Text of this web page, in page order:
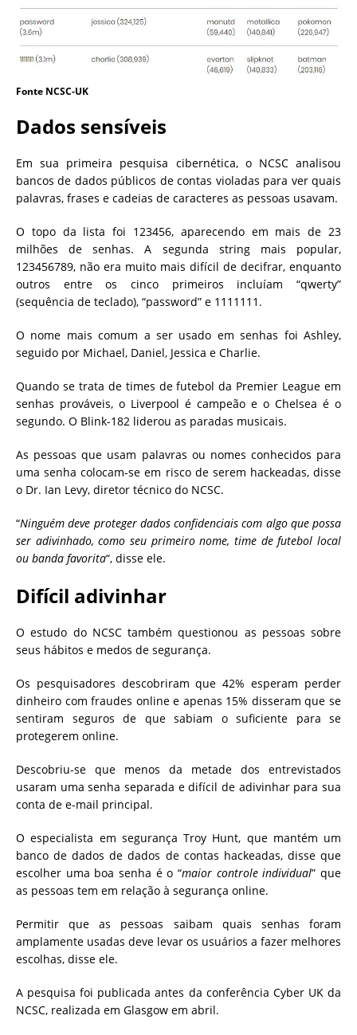
Fonte NCSC-UK
Dados sensíveis
Em sua primeira pesquisa cibernética, o NCSC analisou
bancos de dados públicos de contas violadas para ver quais
palavras, frases e cadeias de caracteres as pessoas usavam.
O topo da lista foi 123456, aparecendo em mais de 23
milhões de senhas. A segunda string mais popular,
123456789, não era muito mais difícil de decifrar, enquanto
outros entre os cinco primeiros incluíam “qwerty”
(sequência de teclado), “password” e 1111111.
O nome mais comum a ser usado em senhas foi Ashley,
seguido por Michael, Daniel, Jessica e Charlie.
Quando se trata de times de futebol da Premier League em
senhas prováveis, o Liverpool é campeão e o Chelsea é o
segundo. O Blink-182 liderou as paradas musicais.
As pessoas que usam palavras ou nomes conhecidos para
uma senha colocam-se em risco de serem hackeadas, disse
o Dr. Ian Levy, diretor técnico do NCSC.
“Ninguém deve proteger dados confidenciais com algo que possa
ser adivinhado, como seu primeiro nome, time de futebol local
ou banda favorita“, disse ele.
Difícil adivinhar
O estudo do NCSC também questionou as pessoas sobre
seus hábitos e medos de segurança.
Os pesquisadores descobriram que 42% esperam perder
dinheiro com fraudes online e apenas 15% disseram que se
sentiram seguros de que sabiam o suficiente para se
protegerem online.
Descobriu-se que menos da metade dos entrevistados
usaram uma senha separada e difícil de adivinhar para sua
conta de e-mail principal.
O especialista em segurança Troy Hunt, que mantém um
banco de dados de dados de contas hackeadas, disse que
escolher uma boa senha é o “maior controle individual” que
as pessoas tem em relação à segurança online.
Permitir que as pessoas saibam quais senhas foram
amplamente usadas deve levar os usuários a fazer melhores
escolhas, disse ele.
A pesquisa foi publicada antes da conferência Cyber ​​UK da
NCSC, realizada em Glasgow em abril.